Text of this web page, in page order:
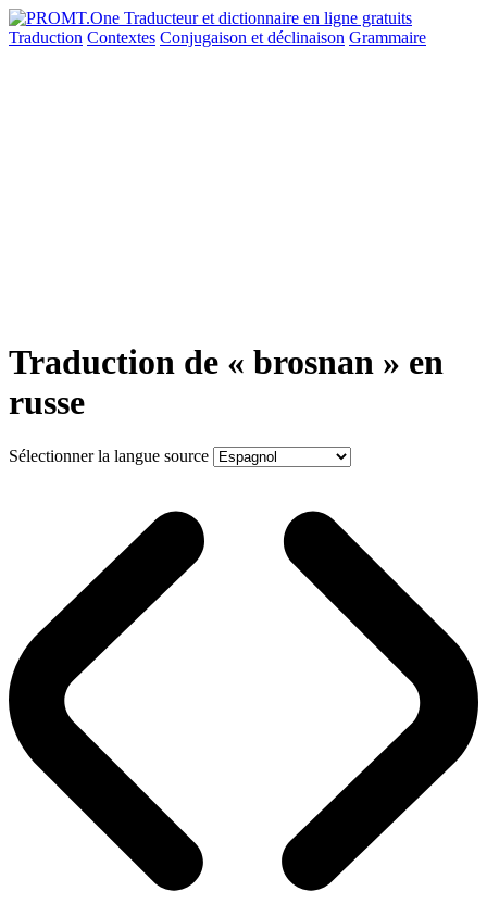
Traduction Contextes Conjugaison et déclinaison Grammaire
Traduction de « brosnan » en
russe
Sélectionner la langue source